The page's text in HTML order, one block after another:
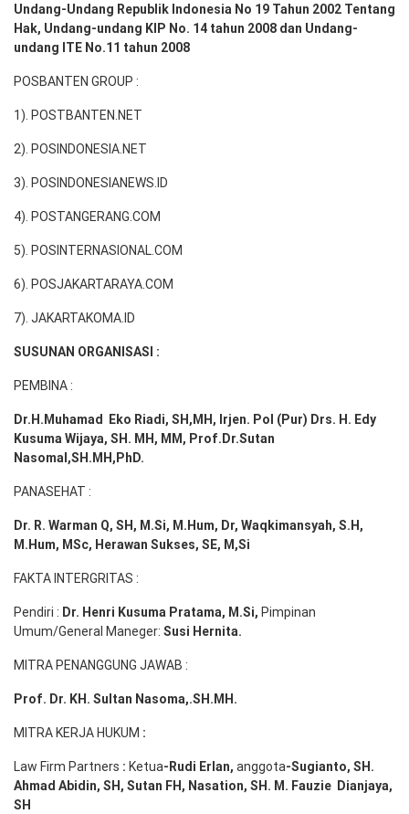
Undang-Undang Republik Indonesia No 19 Tahun 2002 Tentang
Hak, Undang-undang KIP No. 14 tahun 2008 dan Undang-
undang ITE No.11 tahun 2008
POSBANTEN GROUP :
1). POSTBANTEN.NET
2). POSINDONESIA.NET
3). POSINDONESIANEWS.ID
4). POSTANGERANG.COM
5). POSINTERNASIONAL.COM
6). POSJAKARTARAYA.COM
7). JAKARTAKOMA.ID
SUSUNAN ORGANISASI :
PEMBINA :
Dr.H.Muhamad Eko Riadi, SH,MH , Irjen. Pol (Pur) Drs. H. Edy
Kusuma Wijaya, SH. MH, MM, Prof. Dr.Sutan
Nasomal,SH.MH,PhD.
PANASEHAT :
Dr. R. Warman Q, SH, M.Si, M.Hum, Dr, Waqkimansyah, S.H,
M.Hum, MSc, Herawan Sukses, SE, M,Si
FAKTA INTERGRITAS :
Pendiri : Dr. Henri Kusuma Pratama, M.Si, Pimpinan
Umum/General Maneger: Susi Hernita.
MITRA PENANGGUNG JAWAB :
Prof. Dr. KH. Sultan Nasoma,.SH.MH.
MITRA KERJA HUKUM :
Law Firm Partners : Ketua-Rudi Erlan, anggota-Sugianto, SH.
Ahmad Abidin, SH, Sutan FH, Nasation, SH. M. Fauzie Dianjaya,
SH